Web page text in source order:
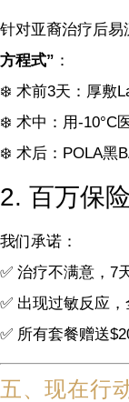
针对亚裔治疗后
方程式” ：
❄️ 术前3天：厚敷
❄️ 术中：用-10°C
❄️ 术后：POLA黑
2. 百万保
我们承诺：
✅ 治疗不满意，7
✅ 出现过敏反应
✅ 所有套餐赠送
五、现在行